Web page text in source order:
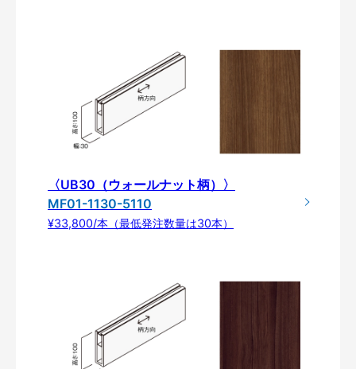
〈UB30（ウォールナット柄）〉
MF01-1130-5110
¥33,800/本（最低発注数量は30本）